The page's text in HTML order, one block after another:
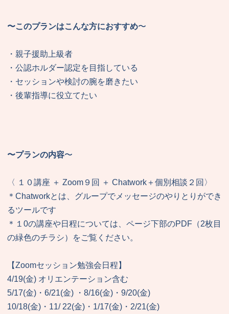
〜このプランはこんな方におすすめ〜
・親子援助上級者
・公認ホルダー認定を目指している
・セッションや検討の腕を磨きたい
・後輩指導に役立てたい
〜プランの内容〜
〈 １０講座 ＋ Zoom９回 ＋ Chatwork＋個別相談２回〉
＊Chatworkとは、グループでメッセージのやりとりができ
るツールです
＊１0の講座や日程については、ページ下部のPDF（2枚目
の緑色のチラシ）をご覧ください。
【Zoomセッション勉強会日程】
4/19(金) オリエンテーション含む
5/17(金)・6/21(金) ・8/16(金)・9/20(金)
10/18(金)・11/ 22(金)・1/17(金)・2/21(金)